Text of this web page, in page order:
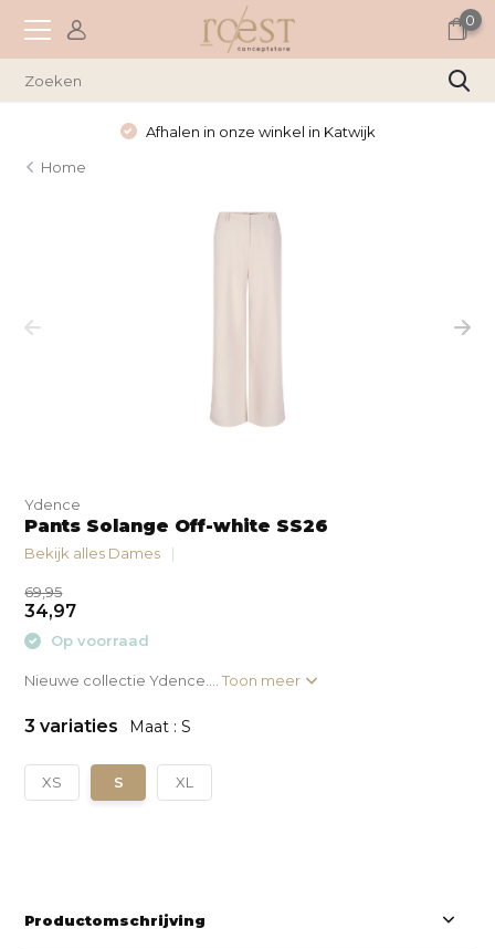
0
Afhalen in onze winkel in Katwijk
Home
Ydence
Pants Solange Off-white SS26
Bekijk alles Dames
69,95
34,97
Op voorraad
Nieuwe collectie Ydence....Toon meer
3 variaties Maat : S
XS S XL
Productomschrijving